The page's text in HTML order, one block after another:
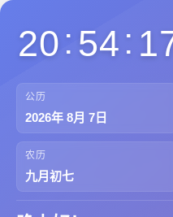
20 : 54 :
公历
2026年 8月 7 日
农历
九月初七